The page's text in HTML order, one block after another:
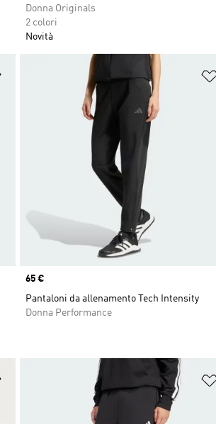
Donna Originals
2 colori
Novità
Aggiungi alla lista dei desideri
Price
65 €
Pantaloni da allenamento Tech Intensity
Donna Performance
Aggiungi alla lista dei desideri